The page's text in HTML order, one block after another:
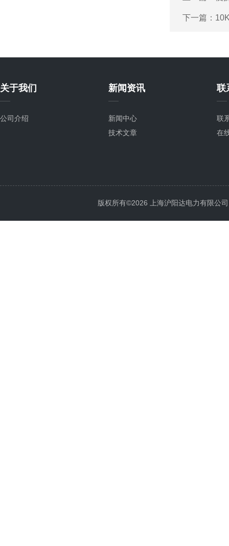
下一篇：
关于我们
公司介绍
新闻资讯
新闻中心
技术文章
联
联
在
版权所有©2026 上海沪阳达电力有限公